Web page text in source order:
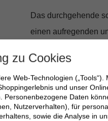
Das durchgehende
einen aufregenden
wenig Pep zu
schlichten
100%
Oversized-
zu Cookies
Web-Technologien („Tools“).
und unser
Daten
Nutzerverhalten), für
sowie die Analyse in